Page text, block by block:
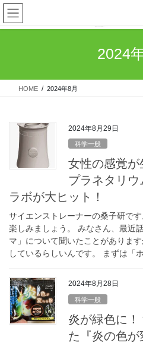
コ
ン
テ
ス
ナ
ビ
ゲ
ン
2024
HOME 2024年8月
2024年8月29日
科学一般
女性の感覚が
プラネタリウ
ラボが大ヒット！
サイエンストレーナーの桑子研で
楽しみましょう。 みなさん、最近
マ」について聞いたことがありま
しているらしいんです。 まずは「
2024年8月28日
科学一般
炎が緑色に
た『炎の色